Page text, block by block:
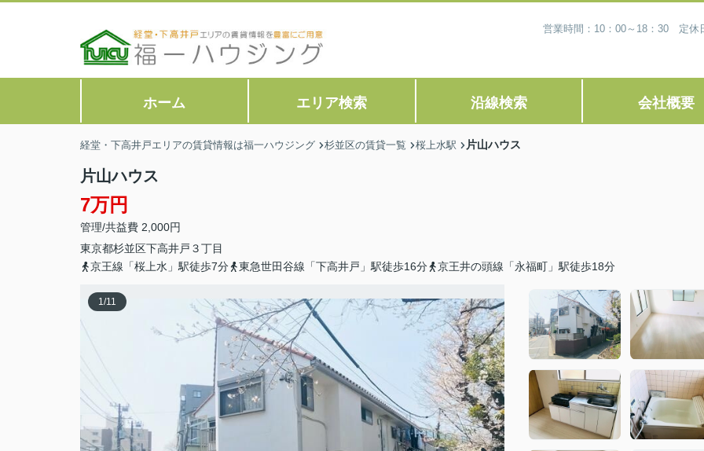
営業時間：10：00～18：30 定休
ホーム エリア検索 沿線検索 会社概要
経堂・下高井戸エリアの賃貸情報は福一ハウジング 杉並区の賃貸一覧 桜上水駅 片山ハウス
片山ハウス
7万円
管理/共益費 2,000円
東京都杉並区下高井戸 ３丁目
京王線「桜上水」駅徒歩7分
東急世田谷線「下高井戸」駅徒歩16分 京王井の頭線「永福町」駅徒歩18分
1/11